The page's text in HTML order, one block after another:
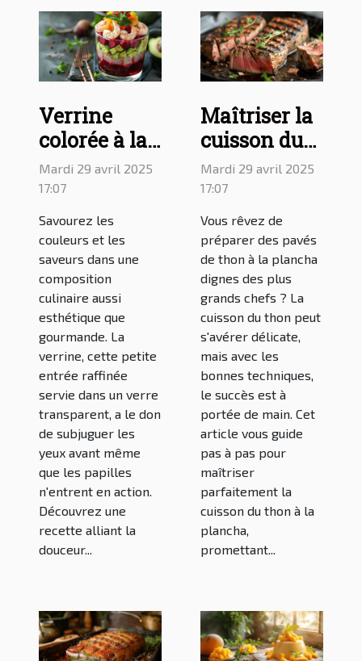
Verrine
colorée à la
betterave,
avocat et
crevette :
une
délicieuse
recette à
découvrir
Mardi 29 avril 2025
17:07
Savourez les
couleurs et les
saveurs dans une
composition
culinaire aussi
esthétique que
gourmande. La
verrine, cette petite
entrée raffinée
servie dans un verre
transparent, a le don
de subjuguer les
yeux avant même
que les papilles
n'entrent en action.
Découvrez une
recette alliant la
douceur...
Maîtriser la
cuisson du
thon à la
plancha :
guide pour
des pavés de
thon
parfaits
Mardi 29 avril 2025
17:07
Vous rêvez de
préparer des pavés
de thon à la plancha
dignes des plus
grands chefs ? La
cuisson du thon peut
s'avérer délicate,
mais avec les
bonnes techniques,
le succès est à
portée de main. Cet
article vous guide
pas à pas pour
maîtriser
parfaitement la
cuisson du thon à la
plancha,
promettant...